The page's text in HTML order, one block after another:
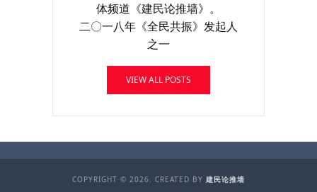
体频道《建民论推墙》。
二〇一八年《全民共振》发起人
之一
VIEW ALL POSTS
COPYRIGHT © 2026. CREATED BY 建民论推墙